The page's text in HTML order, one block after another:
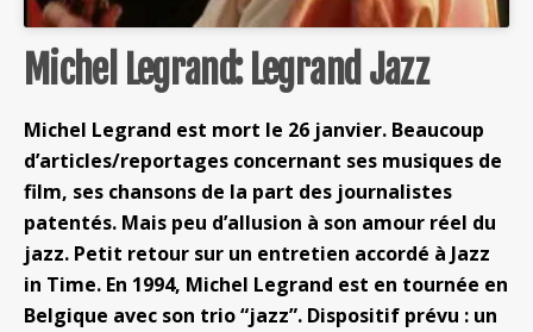
Michel Legrand: Legrand Jazz
Michel Legrand est mort le 26 janvier. Beaucoup
d’articles/reportages concernant ses musiques de
film, ses chansons de la part des journalistes
patentés. Mais peu d’allusion à son amour réel du
jazz. Petit retour sur un entretien accordé à Jazz
in Time. En 1994, Michel Legrand est en tournée en
Belgique avec son trio “jazz”. Dispositif prévu : un